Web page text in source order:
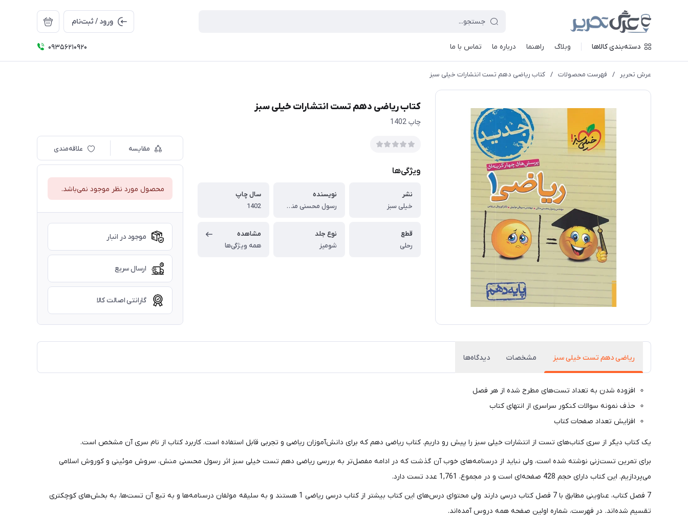
ورود / ثبت‌نام
دسته‌بندی کالاها وبلاگ راهنما درباره ما تماس با ما 09356210920
عرش تحریر / فهرست محصولات / کتاب ریاضی دهم تست انتشارات خیلی سبز
کتاب ریاضی دهم تست انتشارات خیلی سبز
چاپ 1402
ویژگی‌ها
نشر
خیلی سبز
نویسنده
رسول محسنی منش, سروش موئینی, کوروش اسلامی
سال چاپ
1402
قطع
رحلی
نوع جلد
شومیز
مشاهده
همه ویژگی‌ها
مقایسه علاقه‌مندی
محصول مورد نظر موجود نمی‌باشد.
موجود در انبار
ارسال سریع
گارانتی اصالت کالا
ریاضی دهم تست خیلی سبز مشخصات دیدگاه‌ها
افزوده شدن به تعداد تست‌های مطرح شده از هر فصل
حذف نمونه سوالات کنکور سراسری از انتهای کتاب
افزایش تعداد صفحات کتاب
یک کتاب دیگر از سری کتاب‌های تست از انتشارات خیلی سبز را پیش رو داریم. کتاب ریاضی دهم که برای دانش‌آموزان ریاضی و تجربی قابل استفاده است. کاربرد کتاب از نام سری آن مشخص است.
برای تمرین تست‌زنی نوشته شده است، ولی نباید از درسنامه‌های خوب آن گذشت که در ادامه مفصل‌تر به بررسی ریاضی دهم تست خیلی سبز اثر رسول محسنی منش، سروش موئینی و کوروش اسلامی
می‌پردازیم. این کتاب دارای حجم 428 صفحه‌ای است و در مجموع، 1,761 عدد تست دارد.
7 فصل کتاب، عناوینی مطابق با 7 فصل کتاب درسی دارند ولی محتوای درس‌های این کتاب بیشتر از کتاب درسی ریاضی 1 هستند و به سلیقه مولفان درسنامه‌ها و به تبع آن تست‌ها، به بخش‌های کوچکتری
تقسیم شده‌اند. در فهرست، شماره اولین صفحه همه دروس آمده‌اند.